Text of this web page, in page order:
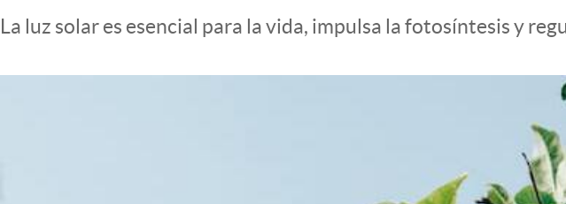
Mediakit
La luz solar es esencial para la vida, impulsa la fotosíntesis y